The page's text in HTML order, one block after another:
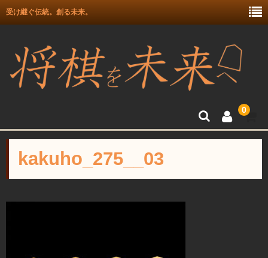
受け継ぐ伝統。創る未来。
0
kakuho_275__03